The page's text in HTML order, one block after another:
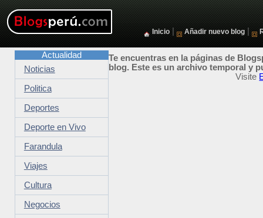
Inicio Añadir nuevo blog
Te encuentras en la páginas de
blog. Este es un archivo temporal y
Visite
Actualidad
Noticias
Politica
Deportes
Deporte en Vivo
Farandula
Viajes
Cultura
Negocios